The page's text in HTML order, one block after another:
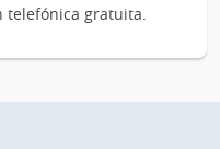
telefónica gratuita.